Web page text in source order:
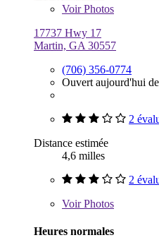
VoirPhotos
17737 Hwy 17
Martin, GA 30557
(706) 356-0774
Ouvert aujourd'hui
2
Distance estimée
4,6 milles
2
VoirPhotos
Heures normales